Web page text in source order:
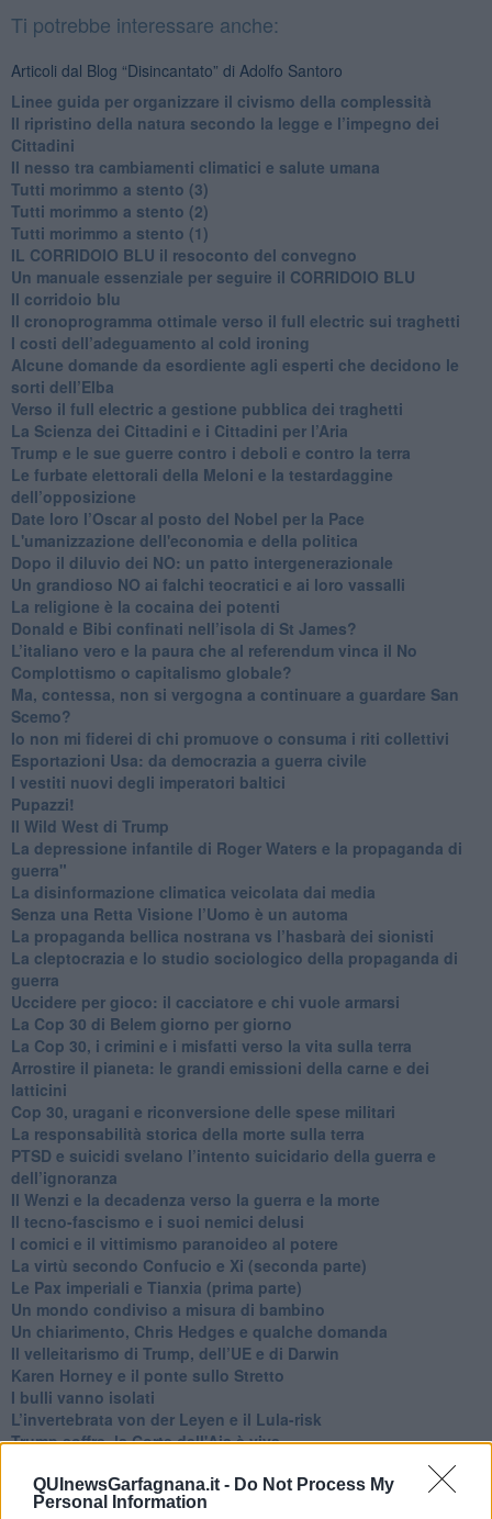
QUInewsGarfagnana.it - Do Not Process My
Personal Information
Ti potrebbe interessare anche:
Articoli dal Blog “Disincantato” di Adolfo Santoro
​Linee guida per organizzare il civismo della complessità
​Il ripristino della natura secondo la legge e l’impegno dei
Cittadini
Il nesso tra cambiamenti climatici e salute umana
Tutti morimmo a stento (3)
Tutti morimmo a stento (2)
​Tutti morimmo a stento (1)
IL CORRIDOIO BLU il resoconto del convegno
Un manuale essenziale per seguire il CORRIDOIO BLU
Il corridoio blu
​Il cronoprogramma ottimale verso il full electric sui traghetti
​I costi dell’adeguamento al cold ironing
Alcune domande da esordiente agli esperti che decidono le
sorti dell’Elba
Verso il full electric a gestione pubblica dei traghetti​
​La Scienza dei Cittadini e i Cittadini per l’Aria
Trump e le sue guerre contro i deboli e contro la terra
​Le furbate elettorali della Meloni e la testardaggine
dell’opposizione
​Date loro l’Oscar al posto del Nobel per la Pace
L'umanizzazione dell'economia e della politica
​Dopo il diluvio dei NO: un patto intergenerazionale
​Un grandioso NO ai falchi teocratici e ai loro vassalli
La religione è la cocaina dei potenti
Donald e Bibi confinati nell’isola di St James?
L’italiano vero e la paura che al referendum vinca il No
​Complottismo o capitalismo globale?
​Ma, contessa, non si vergogna a continuare a guardare San
Scemo?
​Io non mi fiderei di chi promuove o consuma i riti collettivi
Esportazioni Usa: da democrazia a guerra civile
​I vestiti nuovi degli imperatori baltici
​Pupazzi!
​Il Wild West di Trump
​La depressione infantile di Roger Waters e la propaganda di
guerra"
​La disinformazione climatica veicolata dai media
Senza una Retta Visione l’Uomo è un automa
​La propaganda bellica nostrana vs l’hasbarà dei sionisti
​La cleptocrazia e lo studio sociologico della propaganda di
guerra
​Uccidere per gioco: il cacciatore e chi vuole armarsi
​La Cop 30 di Belem giorno per giorno
La Cop 30, i crimini e i misfatti verso la vita sulla terra
Arrostire il pianeta: le grandi emissioni della carne e dei
latticini
​Cop 30, uragani e riconversione delle spese militari
La responsabilità storica della morte sulla terra
PTSD e suicidi svelano l’intento suicidario della guerra e
dell’ignoranza
Il Wenzi e la decadenza verso la guerra e la morte
​Il tecno-fascismo e i suoi nemici delusi
​I comici e il vittimismo paranoideo al potere
​La virtù secondo Confucio e Xi (seconda parte)
Le Pax imperiali e Tianxia (prima parte)
Un mondo condiviso a misura di bambino
​Un chiarimento, Chris Hedges e qualche domanda
Il velleitarismo di Trump, dell’UE e di Darwin
​Karen Horney e il ponte sullo Stretto
​I bulli vanno isolati
L’invertebrata von der Leyen e il Lula-risk
Trump soffre, la Corte dell'Aia è viva
problema!
​Alessandro Orsini e la tetrade oscura del sionismo